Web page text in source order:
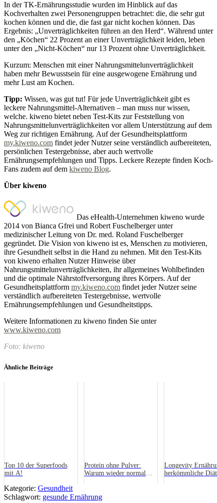
In der TK-Ernährungsstudie wurden im Hinblick auf das
Kochverhalten zwei Personengruppen betrachtet: die, die sehr gut
kochen können und die, die fast gar nicht kochen können. Das
Ergebnis: „Unverträglichkeiten führen an den Herd“. Während unter
den „Köchen“ 22 Prozent an einer Unverträglichkeit leiden, leben
unter den „Nicht-Köchen“ nur 13 Prozent ohne Unverträglichkeit.
Kurzum: Menschen mit einer Nahrungsmittelunverträglichkeit
haben mehr Bewusstsein für eine ausgewogene Ernährung und
mehr Lust am Kochen.
Tipp: Wissen, was gut tut! Für jede Unverträglichkeit gibt es
leckere Nahrungsmittel-Alternativen – man muss nur wissen,
welche. kiweno bietet neben Test-Kits zur Feststellung von
Nahrungsmittelunverträglichkeiten vor allem Unterstützung auf dem
Weg zur richtigen Ernährung. Auf der Gesundheitsplattform
my.kiweno.com findet jeder Nutzer seine verständlich aufbereiteten,
persönlichen Testergebnisse, aber auch wertvolle
Ernährungsempfehlungen und Tipps. Leckere Rezepte finden Koch-
Fans zudem auf dem kiweno Blog.
Über kiweno
Das eHealth-Unternehmen kiweno wurde
2014 von Bianca Gfrei und Robert Fuschelberger unter
medizinischer Leitung von Dr. med. Roland Fuschelberger
gegründet. Die Vision von kiweno ist es, Menschen zu motivieren,
ihre Gesundheit selbst in die Hand zu nehmen. Mit den Test-Kits
von kiweno erhalten Nutzer Hinweise über
Nahrungsmittelunverträglichkeiten, ihr allgemeines Wohlbefinden
und die optimale Nährstoffversorgung ihres Körpers. Auf der
Gesundheitsplattform my.kiweno.com findet jeder Nutzer seine
verständlich aufbereiteten Testergebnisse, wertvolle
Ernährungsempfehlungen und Gesundheitstipps.
Weitere Informationen zu kiweno finden Sie unter
www.kiweno.com
Foto: kiweno
Ähnliche Beiträge
Top 10 der Superfoods
mit A!
Protein ohne Pulver:
Warum wieder normal
Longevity
herkömmliche
Kategorie: Gesundheit
Schlagwort: gesunde Ernährung